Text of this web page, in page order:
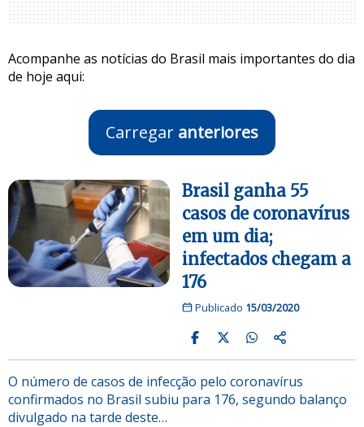
Acompanhe as notícias do Brasil mais importantes do dia
de hoje aqui:
Carregar anteriores
Brasil ganha 55
casos de coronavírus
em um dia;
infectados chegam a
176
Publicado 15/03/2020
O número de casos de infecção pelo coronavírus
confirmados no Brasil subiu para 176, segundo balanço
divulgado na tarde deste…